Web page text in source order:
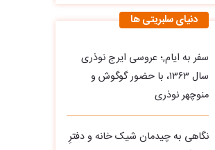
دنیای سلبریتی ها
سفر به ایام,؛ عروسی ایرج نوذری
سال ۱۳۶۳، با حضور گوگوش و
منوچهر نوذری
نگاهی به چیدمان شیک خانه و دفترِ